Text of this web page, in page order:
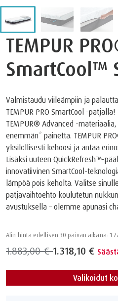
TEMPUR
SmartCool™
Valmistaudu viileämpiin ja
TEMPUR PRO SmartCool -
TEMPUR®️ Advanced -
enemmän* painetta. TEMPUR
yksilöllisesti kehoosi ja antaa
Lisäksi uuteen QuickRefresh™️-
innovatiivinen SmartCool-
lämpöä pois keholta. Valitse
patjavaihtoehto koulutetun
avustuksella – olemme apunasi
Alin hinta edellisen 30 päivän aikana: 1
1.883,00 €1.318,10 €
Valikoidut